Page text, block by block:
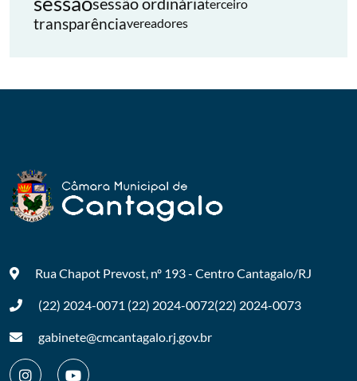
terceiro
transparênciavereadores
Rua Chapot Prevost, nº 193 - CentroCantagalo/RJ
(22) 2024-0071 (22) 2024-0072(22) 2024-0073
gabinete@cmcantagalo.rj.gov.br